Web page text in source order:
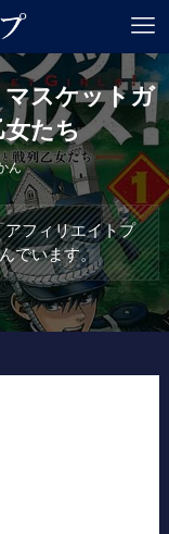
マスケットガ
女たち
ん
アフィリエイトプ
でいます。